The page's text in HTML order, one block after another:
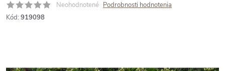
Neohodnotené Podrobnosti hodnotenia
Kód: 919098